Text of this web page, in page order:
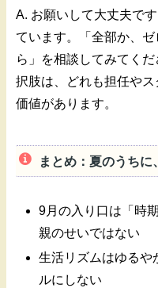
A. お願いして大丈夫で
ています。「全部か、
ら」を相談してみてく
択肢は、どれも担任や
価値があります。
まとめ：夏のうちに
9月の入り口は「時
親のせいではない
生活リズムはゆるや
ルにしない